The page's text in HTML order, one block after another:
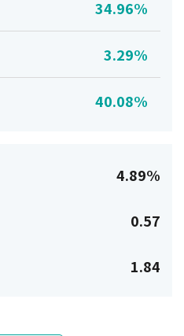
34.96%
3.29%
40.08%
4.89%
0.57
1.84